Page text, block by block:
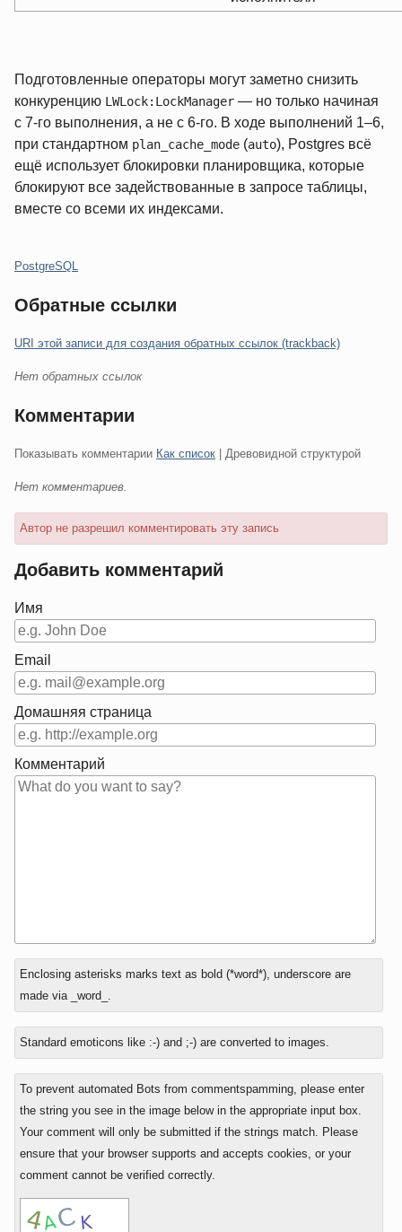
Подготовленные операторы могут заметно снизить
конкуренцию LWLock:LockManager — но только начиная
с 7‑го выполнения, а не с 6‑го. В ходе выполнений 1–6,
при стандартном plan_cache_mode (auto), Postgres всё
ещё использует блокировки планировщика, которые
блокируют все задействованные в запросе таблицы,
вместе со всеми их индексами.
Категории:
PostgreSQL
Обратные ссылки
URI этой записи для создания обратных ссылок (trackback)
Нет обратных ссылок
Комментарии
Показывать комментарии Как список | Древовидной структурой
Нет комментариев.
Автор не разрешил комментировать эту запись
Добавить комментарий
Имя
Email
Домашняя страница
Комментарий
В
ответ
на
Enclosing asterisks marks text as bold (*word*), underscore are
made via _word_.
Standard emoticons like :-) and ;-) are converted to images.
To prevent automated Bots from commentspamming, please enter
the string you see in the image below in the appropriate input box.
Your comment will only be submitted if the strings match. Please
ensure that your browser supports and accepts cookies, or your
comment cannot be verified correctly.